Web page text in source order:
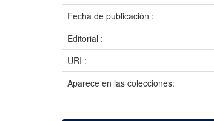
Fecha de publicación :
Editorial :
URI :
Aparece en las colecciones: